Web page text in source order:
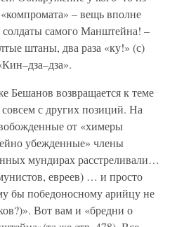
– вещь вполне
самого Манштейна! –
штаны, два раза «ку!» (с)
Бешанов возвращается к теме
с других позиций. На
от «химеры
убежденные» члены
мундирах расстреливали…
евреев) … и просто
бы победоносному арийцу не
Вот вам и «бредни о